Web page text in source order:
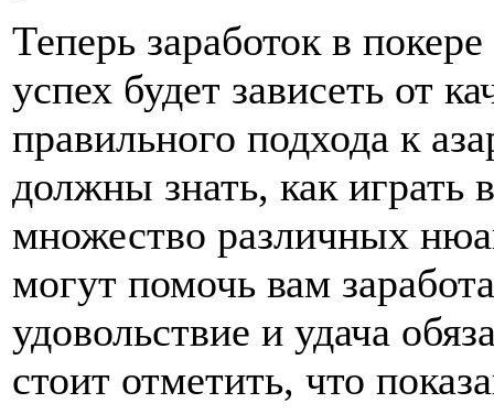
Теперь заработок в
успех будет зависеть от
правильного подхода к
должны знать, как играть
множество различных
могут помочь вам
удовольствие и удача
стоит отметить, что